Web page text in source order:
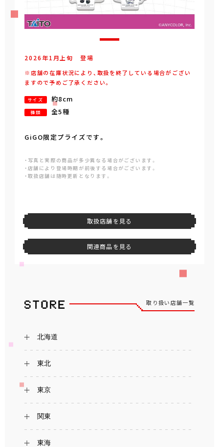
2026年1 月 上旬 登場
※店舗の在庫状況により、取扱を終了している場合がござい
ますので予めご了承ください。
サイズ 約8cm
種類 全5種
GiGO限定プライズです。
・写真と実際の商品が多少異なる場合がございます。
・店舗により登場時期が前後する場合がございます。
・取扱店舗は随時更新となります。
取扱店舗を見る
関連商品を見る
取り扱い店舗一覧
北海道
東北
東京
関東
東海